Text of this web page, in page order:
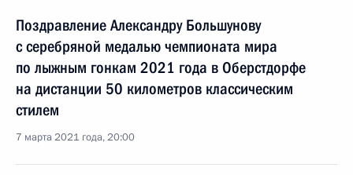
Поздравление Александру Большунову
с серебряной медалью чемпионата мира
по лыжным гонкам 2021 года в Оберстдорфе
на дистанции 50 километров классическим
стилем
7 марта 2021 года, 20:00